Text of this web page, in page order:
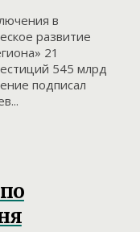
в
развитие
21
545 млрд
подписал